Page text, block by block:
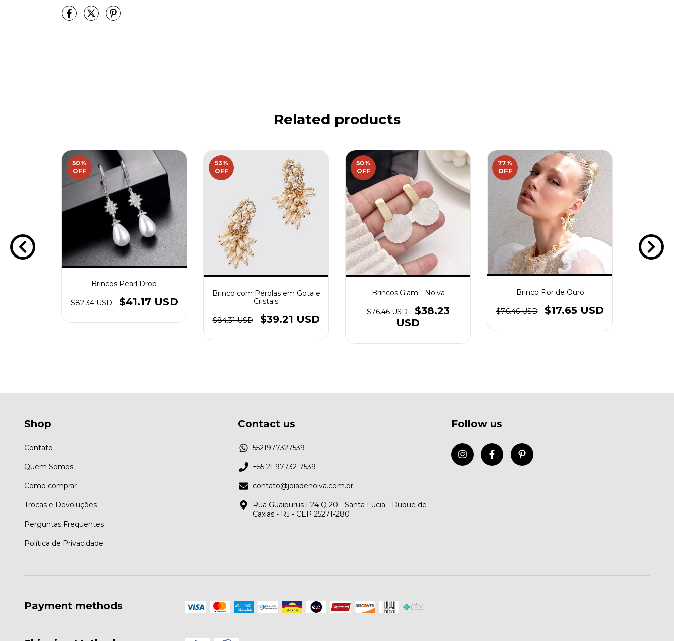
Related products
50%
OFF
Brincos Pearl Drop
$82.34 USD $41.17 USD
53%
OFF
Brinco com Pérolas em Gota e
Cristais
$84.31 USD $39.21 USD
50%
OFF
Brincos Glam - Noiva
$76.46 USD
$38.23
USD
77%
OFF
Brinco Flor de Ouro
$76.46 USD $17.65 USD
Shop
Contato
Quem Somos
Como comprar
Trocas e Devoluções
Perguntas Frequentes
Política de Privacidade
Contact us
5521977327539
+55 21 97732-7539
contato@joiadenoiva.com.br
Rua Guaipurus L24 Q 20 - Santa Lucia - Duque de
Caxias - RJ - CEP 25271-280
Follow us
Payment methods